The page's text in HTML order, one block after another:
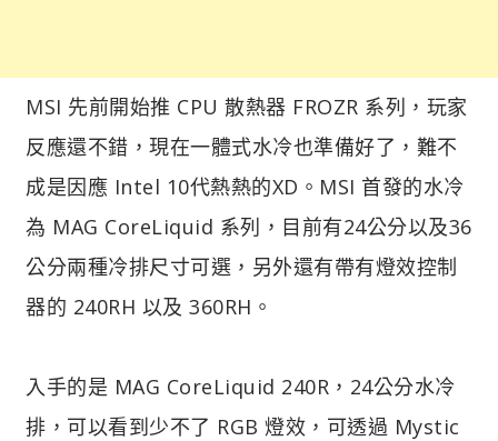
MSI 先前開始推 CPU 散熱器 FROZR 系列，玩家
反應還不錯，現在一體式水冷也準備好了，難不
成是因應 Intel 10代熱熱的XD。MSI 首發的水冷
為 MAG CoreLiquid 系列，目前有24公分以及36
公分兩種冷排尺寸可選，另外還有帶有燈效控制
器的 240RH 以及 360RH。
入手的是 MAG CoreLiquid 240R，24公分水冷
排，可以看到少不了 RGB 燈效，可透過 Mystic